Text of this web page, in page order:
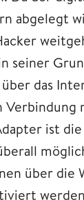
abgelegt
seiner
das
Verbindung
ist
über die